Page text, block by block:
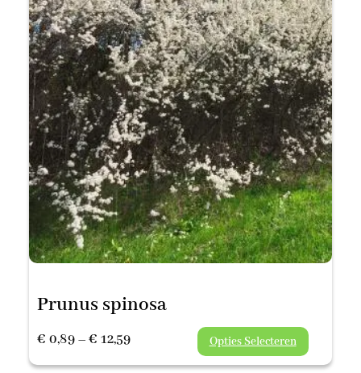
Prunus spinosa
€ 0,89–€ 12,59Prijsklasse:
€ 0,89
Opties Selecteren